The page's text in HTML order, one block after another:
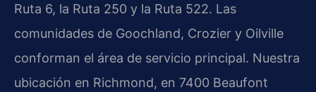
Ruta 6, la Ruta 250 y la Ruta 522. Las
comunidades de Goochland, Crozier y Oilville
conforman el área de servicio principal. Nuestra
ubicación en Richmond, en 7400 Beaufont